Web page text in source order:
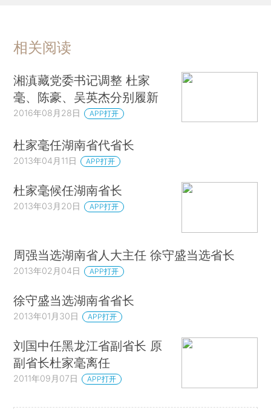
相关阅读
湘滇藏党委书记调整 杜家
毫、陈豪、吴英杰分别履新
2016年08月28日 APP打开
杜家毫任湖南省代省长
2013年04月11日 APP打开
杜家毫候任湖南省长
2013年03月20日 APP打开
周强当选湖南省人大主任 徐守盛当选省长
2013年02月04日 APP打开
徐守盛当选湖南省省长
2013年01月30日 APP打开
刘国中任黑龙江省副省长 原
副省长杜家毫离任
2011年09月07日 APP打开